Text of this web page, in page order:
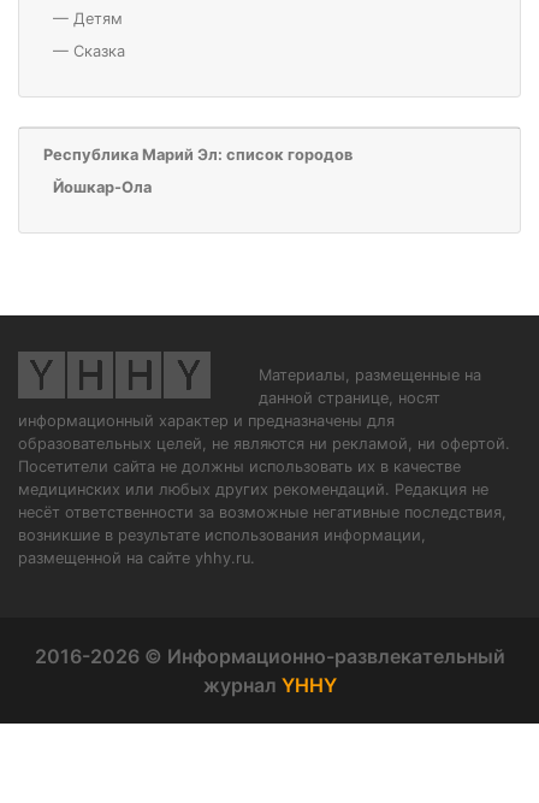
— Детям
— Сказка
Республика Марий Эл: список городов
Йошкар-Ола
Материалы, размещенные на
данной странице, носят
информационный характер и предназначены для
образовательных целей, не являются ни рекламой, ни офертой.
Посетители сайта не должны использовать их в качестве
медицинских или любых других рекомендаций. Редакция не
несёт ответственности за возможные негативные последствия,
возникшие в результате использования информации,
размещенной на сайте yhhy.ru.
2016-2026 © Информационно-развлекательный
журнал YHHY